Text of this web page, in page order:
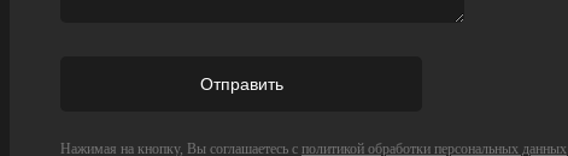
Нажимая на кнопку, Вы соглашаетесь с политикой обработки персональных данных